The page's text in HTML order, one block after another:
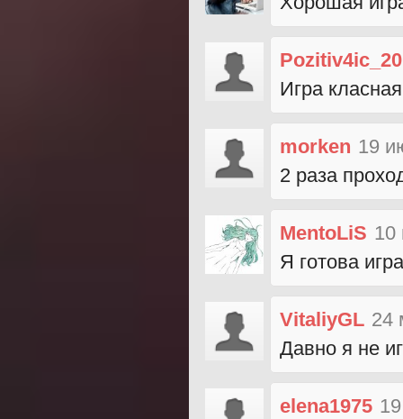
Игра
morken 19
2 раза
MentoLiS 10
Я готова
VitaliyGL 24
Давно я не
elena1975